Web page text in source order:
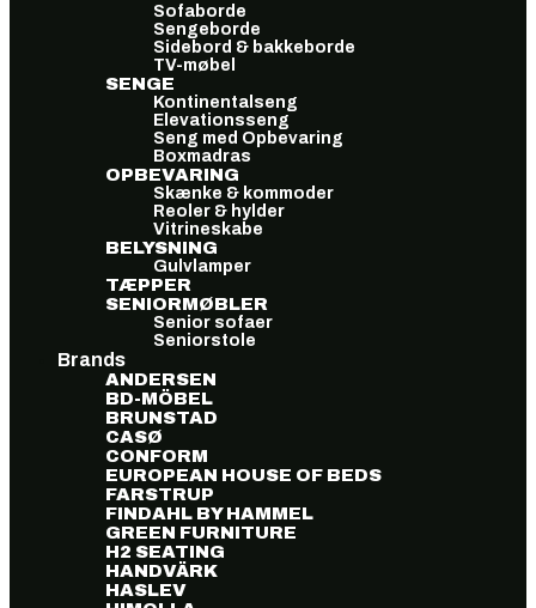
Sofaborde
Sengeborde
Sidebord & bakkeborde
TV-møbel
SENGE
Kontinentalseng
Elevationsseng
Seng med Opbevaring
Boxmadras
OPBEVARING
Skænke & kommoder
Reoler & hylder
Vitrineskabe
BELYSNING
Gulvlamper
TÆPPER
SENIORMØBLER
Senior sofaer
Seniorstole
Brands
ANDERSEN
BD-MÖBEL
BRUNSTAD
CASØ
CONFORM
EUROPEAN HOUSE OF BEDS
FARSTRUP
FINDAHL BY HAMMEL
GREEN FURNITURE
H2 SEATING
HANDVÄRK
HASLEV